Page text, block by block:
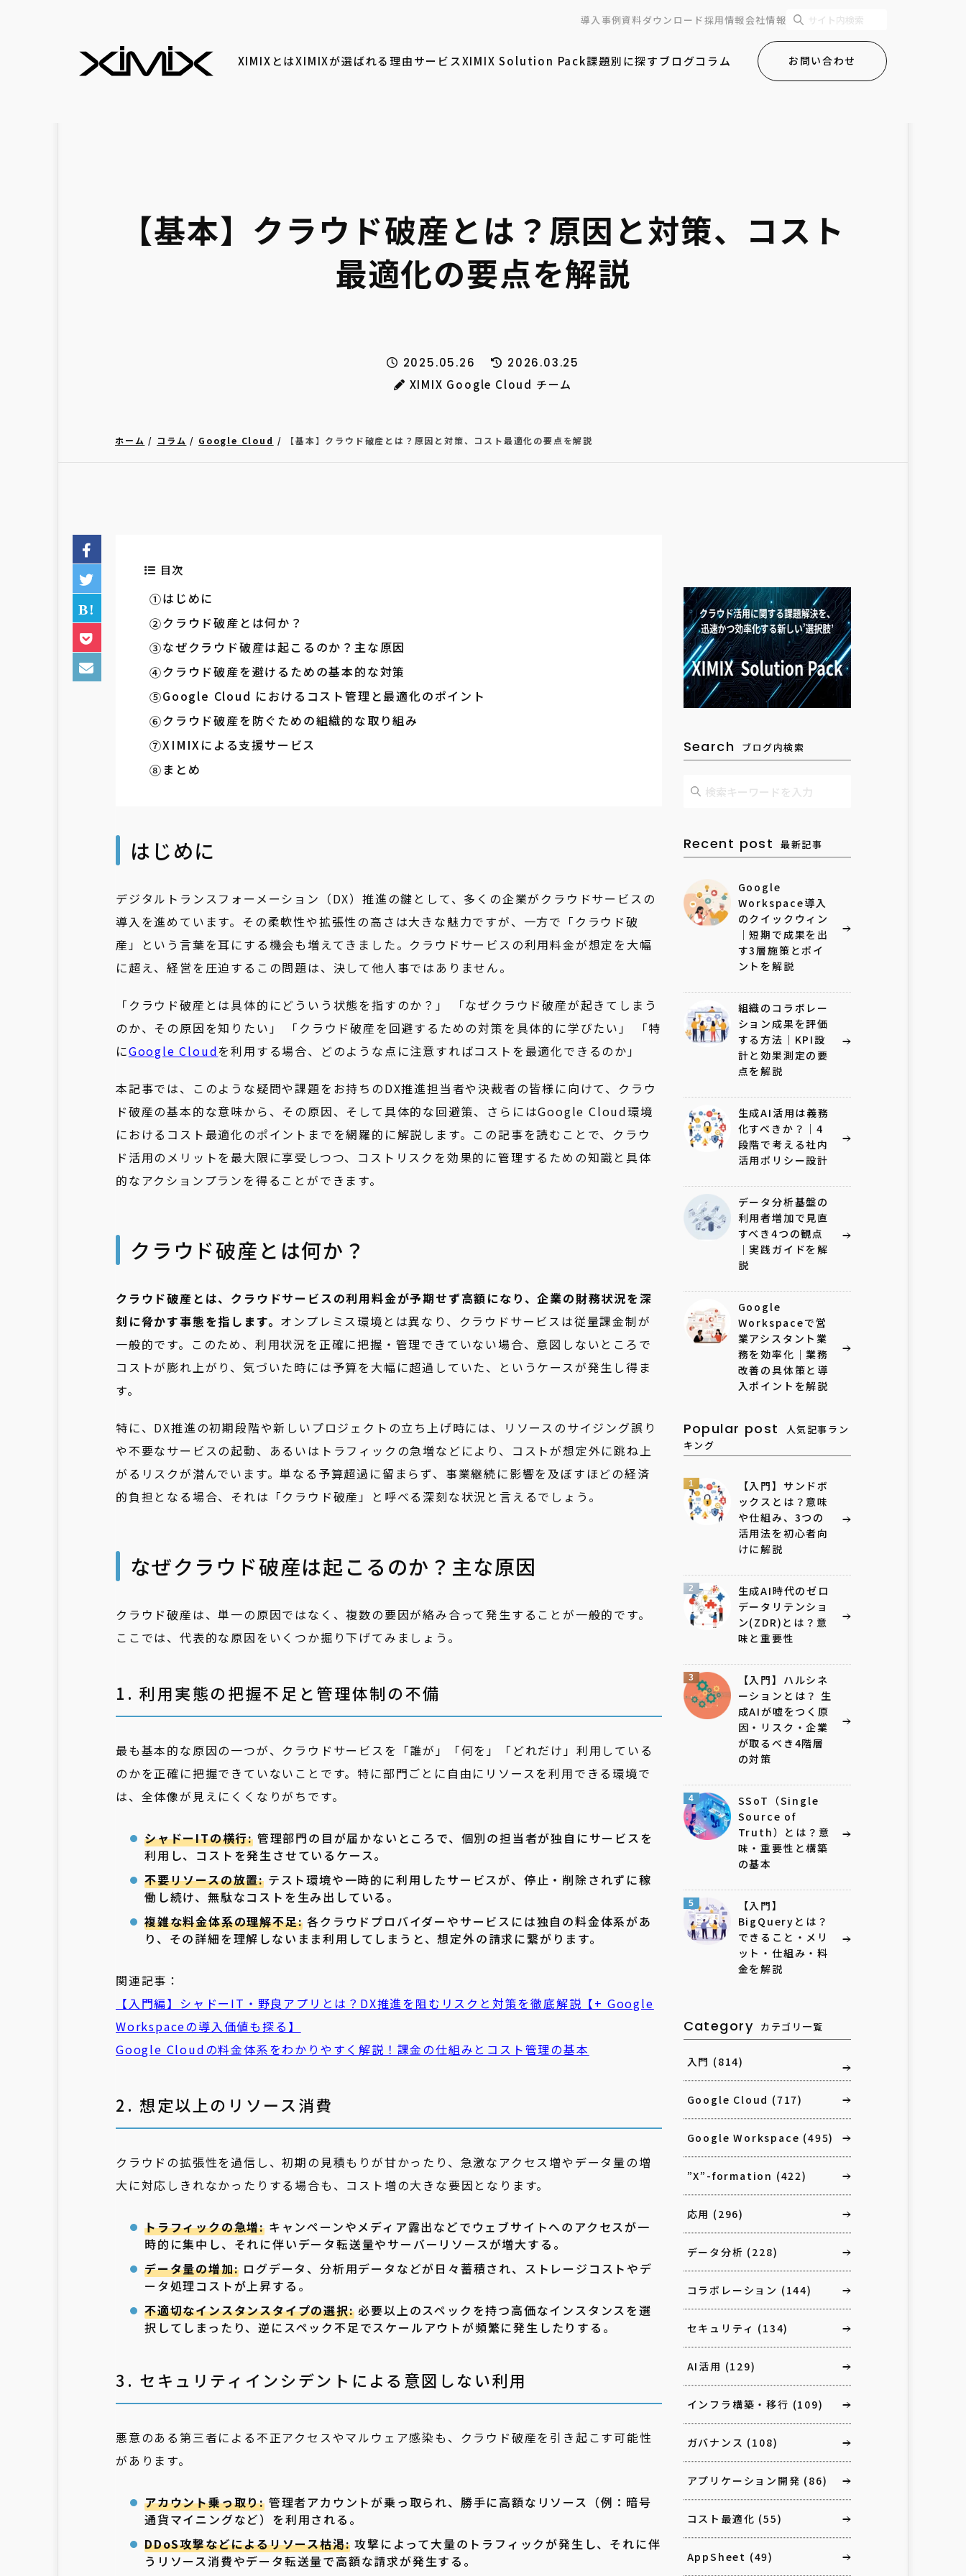
導入事例資料ダウンロード採用情報会社情報
XIMIXとはXIMIXが選ばれる理由サービスXIMIX Solution Pack課題別に探すブログコラム お問い合わせ
【基本】クラウド破産とは？原因と対策、コスト
最適化の要点を解説
2025.05.26
2026.03.25
XIMIX Google Cloud チーム
ホーム コラム Google Cloud 【基本】クラウド破産とは？原因と対策、コスト最適化の要点を解説
目次
はじめに
クラウド破産とは何か？
なぜクラウド破産は起こるのか？主な原因
クラウド破産を避けるための基本的な対策
Google Cloud におけるコスト管理と最適化のポイント
クラウド破産を防ぐための組織的な取り組み
XIMIXによる支援サービス
まとめ
はじめに
デジタルトランスフォーメーション（DX）推進の鍵として、多くの企業がクラウドサービスの
導入を進めています。その柔軟性や拡張性の高さは大きな魅力ですが、一方で「クラウド破
産」という言葉を耳にする機会も増えてきました。クラウドサービスの利用料金が想定を大幅
に超え、経営を圧迫するこの問題は、決して他人事ではありません。
「クラウド破産とは具体的にどういう状態を指すのか？」 「なぜクラウド破産が起きてしまう
のか、その原因を知りたい」 「クラウド破産を回避するための対策を具体的に学びたい」 「特
にGoogle Cloudを利用する場合、どのような点に注意すればコストを最適化できるのか」
本記事では、このような疑問や課題をお持ちのDX推進担当者や決裁者の皆様に向けて、クラウ
ド破産の基本的な意味から、その原因、そして具体的な回避策、さらにはGoogle Cloud環境
におけるコスト最適化のポイントまでを網羅的に解説します。この記事を読むことで、クラウ
ド活用のメリットを最大限に享受しつつ、コストリスクを効果的に管理するための知識と具体
的なアクションプランを得ることができます。
クラウド破産とは何か？
クラウド破産とは、クラウドサービスの利用料金が予期せず高額になり、企業の財務状況を深
刻に脅かす事態を指します。 オンプレミス環境とは異なり、クラウドサービスは従量課金制が
一般的です。このため、利用状況を正確に把握・管理できていない場合、意図しないところで
コストが膨れ上がり、気づいた時には予算を大幅に超過していた、というケースが発生し得ま
す。
特に、DX推進の初期段階や新しいプロジェクトの立ち上げ時には、リソースのサイジング誤り
や不要なサービスの起動、あるいはトラフィックの急増などにより、コストが想定外に跳ね上
がるリスクが潜んでいます。単なる予算超過に留まらず、事業継続に影響を及ぼすほどの経済
的負担となる場合、それは「クラウド破産」と呼べる深刻な状況と言えるでしょう。
なぜクラウド破産は起こるのか？主な原因
クラウド破産は、単一の原因ではなく、複数の要因が絡み合って発生することが一般的です。
ここでは、代表的な原因をいくつか掘り下げてみましょう。
1. 利用実態の把握不足と管理体制の不備
最も基本的な原因の一つが、クラウドサービスを「誰が」「何を」「どれだけ」利用している
のかを正確に把握できていないことです。特に部門ごとに自由にリソースを利用できる環境で
は、全体像が見えにくくなりがちです。
シャドーITの横行: 管理部門の目が届かないところで、個別の担当者が独自にサービスを
利用し、コストを発生させているケース。
不要リソースの放置: テスト環境や一時的に利用したサービスが、停止・削除されずに稼
働し続け、無駄なコストを生み出している。
複雑な料金体系の理解不足: 各クラウドプロバイダーやサービスには独自の料金体系があ
り、その詳細を理解しないまま利用してしまうと、想定外の請求に繋がります。
関連記事：
【入門編】 シャドー IT ・野良アプリとは？DX推進を阻むリスクと対策を徹底解説【+ Google
Workspaceの導入価値も探る】
Google Cloudの料金体系をわかりやすく解説！課金の仕組みと コスト管理の基本
2. 想定以上のリソース消費
クラウドの拡張性を過信し、初期の見積もりが甘かったり、急激なアクセス増やデータ量の増
大に対応しきれなかったりする場合も、コスト増の大きな要因となります。
トラフィックの急増: キャンペーンやメディア露出などでウェブサイトへのアクセスが一
時的に集中し、それに伴いデータ転送量やサーバーリソースが増大する。
データ量の増加: ログデータ、分析用データなどが日々蓄積され、ストレージコストやデ
ータ処理コストが上昇する。
不適切なインスタンスタイプの選択:必要以上のスペックを持つ高価なインスタンスを選
択してしまったり、逆にスペック不足でスケールアウトが頻繁に発生したりする。
3. セキュリティインシデントによる意図しない利用
悪意のある第三者による不正アクセスやマルウェア感染も、クラウド破産を引き起こす可能性
があります。
アカウント乗っ取り: 管理者アカウントが乗っ取られ、勝手に高額なリソース（例：暗号
通貨マイニングなど）を利用される。
DDoS攻撃などによるリソース枯渇: 攻撃によって大量のトラフィックが発生し、それに伴
うリソース消費やデータ転送量で高額な請求が発生する。
Search ブログ内検索
Recent post 最新記事
Google
Workspace導入
のクイックウィン
｜短期で成果を出
す3層施策とポイ
ントを解説
組織のコラボレー
ション成果を評価
する方法｜KPI設
計と効果測定の要
点を解説
生成AI活用は義務
化すべきか？｜4
段階で考える社内
活用ポリシー設計
データ分析基盤の
利用者増加で見直
すべき4つの観点
｜実践ガイドを解
説
Google
Workspaceで営
業アシスタント業
務を効率化｜業務
改善の具体策と導
入ポイントを解説
Popular post
人気記事ラン
キング
1
【入門】サンドボ
ックスとは？意味
や仕組み、3つの
活用法を初心者向
けに解説
2
生成AI時代のゼロ
データリテンショ
ン(ZDR)とは？意
味と重要性
3
【入門】ハルシネ
ーションとは？ 生
成AIが嘘をつく原
因・リスク・企業
が取るべき4階層
の対策
4
SSoT（Single
Source of
Truth）とは？意
味・重要性と構築
の基本
5
【入門】
BigQueryとは？
できること・メリ
ット・仕組み・料
金を解説
Category カテゴリ一覧
入門 (814)
Google Cloud (717)
Google Workspace (495)
”X”-formation (422)
応用 (296)
データ分析 (228)
コラボレーション (144)
セキュリティ (134)
AI活用 (129)
インフラ構築・移行 (109)
ガバナンス (108)
アプリケーション開発 (86)
コスト最適化 (55)
AppSheet (49)